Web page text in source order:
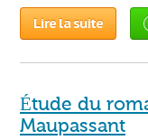
Lire la suite
Étude du
Maupassant